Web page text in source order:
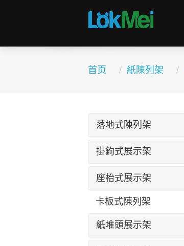
首页 紙陳列架
落地式陳列架
掛鉤式展示架
座枱式展示架
卡板式陳列架
紙堆頭展示架